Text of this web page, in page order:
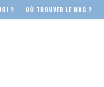
? OÙ TROUVER LE MAG ?